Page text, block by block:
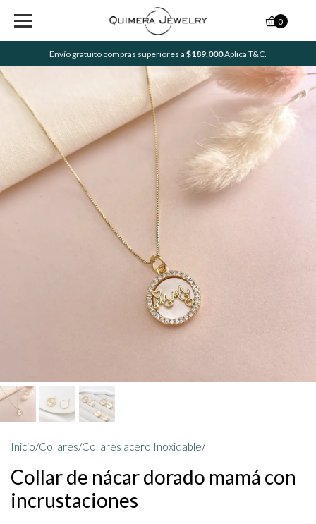
Envío gratuito compras superiores a $189.000Aplica T&C.
0
Inicio/Collares/Collares acero Inoxidable/
Collar de nácar dorado mamá con
incrustaciones